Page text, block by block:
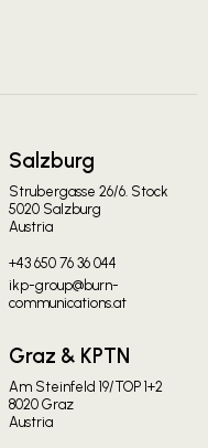
Salzburg
Strubergasse 26/6. Stock
5020 Salzburg
Austria
+43 650 76 36 044
ikp-group@burn-
communications.at
Graz & KPTN
Am Steinfeld 19/TOP 1+2
8020 Graz
Austria